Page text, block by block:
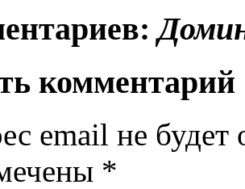
комментарий
email не будет
*